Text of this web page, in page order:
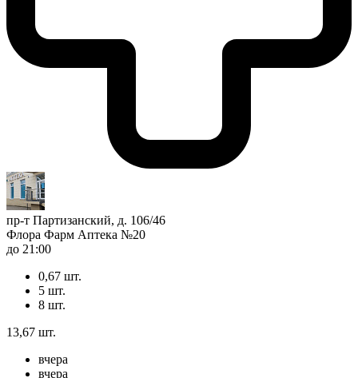
пр-т Партизанский, д. 106/46
Флора Фарм Аптека №20
до 21:00
0,67 шт.
5 шт.
8 шт.
13,67 шт.
вчера
вчера